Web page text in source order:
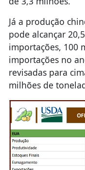
Já a produção
pode alcançar
importações, 100
importações no
revisadas para
milhões de